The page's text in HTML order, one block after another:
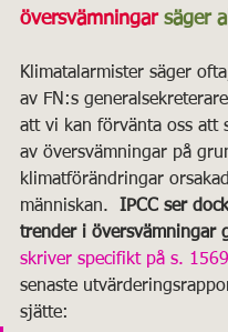
översvämningar säger
Klimatalarmister säger
av FN:s
att vi kan förvänta oss att
av översvämningar på
klimatförändringar
människan. IPCC ser
trender i översvämningar
skriver specifikt på s. 1569
senaste
sjätte: